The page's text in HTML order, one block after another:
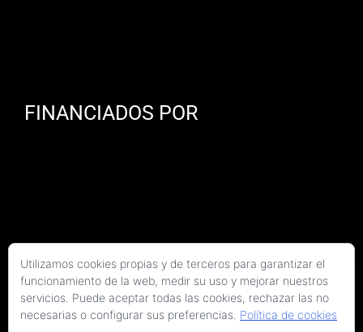
FINANCIADOS POR
Utilizamos cookies propias y de terceros para garantizar el
funcionamiento de la web, medir su uso y mejorar nuestros
servicios. Puede aceptar todas las cookies, rechazar las no
necesarias o configurar sus preferencias. Política de cookies